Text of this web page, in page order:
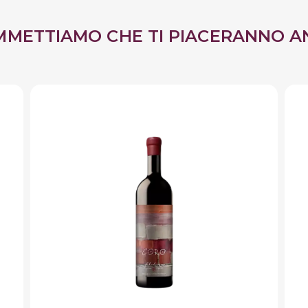
CHE TI PIACERANNO